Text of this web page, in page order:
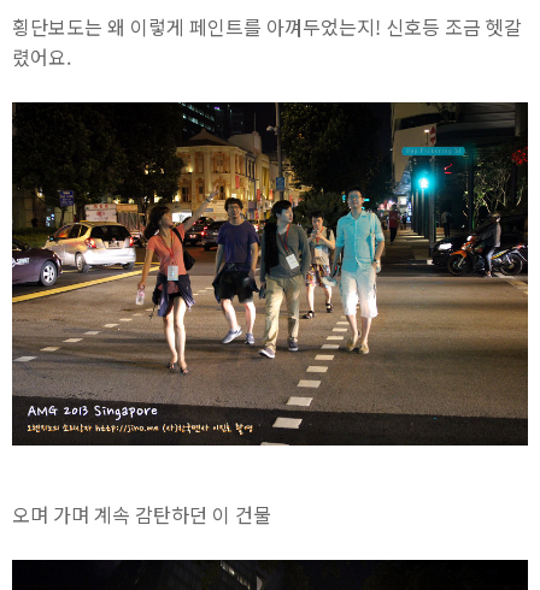
횡단보도는 왜 이렇게 페인트를 아껴두었는지! 신호등 조금 헷갈
렸어요.
오며 가며 계속 감탄하던 이 건물